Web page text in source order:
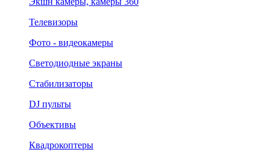
Телевизоры
Фото - видеокамеры
Светодиодные экраны
Стабилизаторы
DJ пульты
Объективы
Квадрокоптеры